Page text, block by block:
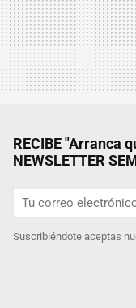
RECIBE "Arranca
NEWSLETTER
Suscribiéndote aceptas